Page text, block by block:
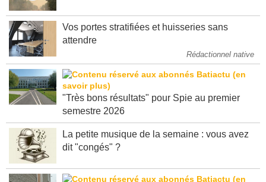
Vos portes stratifiées et huisseries sans
attendre
Rédactionnel native
"Très bons résultats" pour Spie au premier
semestre 2026
La petite musique de la semaine : vous avez
dit "congés" ?